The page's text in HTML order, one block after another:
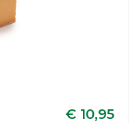
€ 10,95